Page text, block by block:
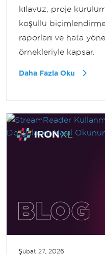
kılavuz, proje
koşullu
raporları ve hata
örnekleriyle kapsar.
Daha Fazla Oku
Şubat 27, 2026